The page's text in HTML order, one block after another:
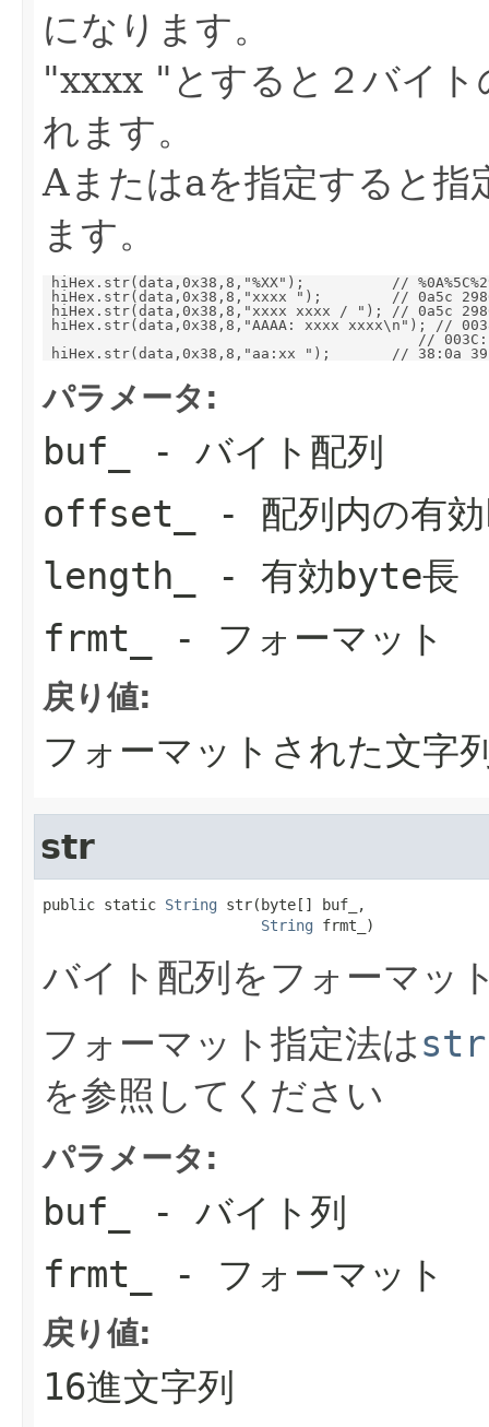
になります。
"xxxx "とすると２バイト
れます。
Aまたはaを指定すると指
ます。
hiHex.str(data,0x38,8,"%XX");          //
hiHex.str(data,0x38,8,"xxxx ");        // 0a5c
hiHex.str(data,0x38,8,"xxxx xxxx / "); // 0a5c
hiHex.str(data,0x38,8,"AAAA: xxxx xxxx\n"); //
//
パラメータ:
buf_
- バイト配列
offset_
- 配列内の有
length_
- 有効byte長
frmt_
- フォーマット
戻り値:
フォーマットされた文字
str
public static String str(byte[] buf_,
String frmt_)
バイト配列をフォーマッ
フォーマット指定法は
を参照してください
パラメータ:
buf_
- バイト列
frmt_
- フォーマット
戻り値:
16進文字列